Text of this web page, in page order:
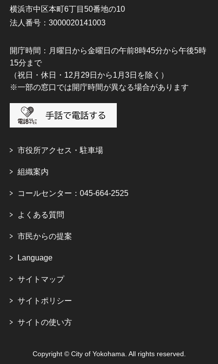
横浜市中区本町6丁目50番地の10
法人番号：3000020141003
開庁時間：月曜日から金曜日の午前8時45分から午後5時
15分まで
（祝日・休日・12月29日から1月3日を除く）
※一部の窓口では開庁時間が異なる場合があります
市役所アクセス・駐車場
組織案内
コールセンター：045-664-2525
よくある質問
市民からの提案
Language
サイトマップ
サイトポリシー
サイトの使い方
Copyright © City of Yokohama. All rights reserved.